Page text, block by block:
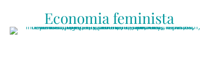
Economia feminista